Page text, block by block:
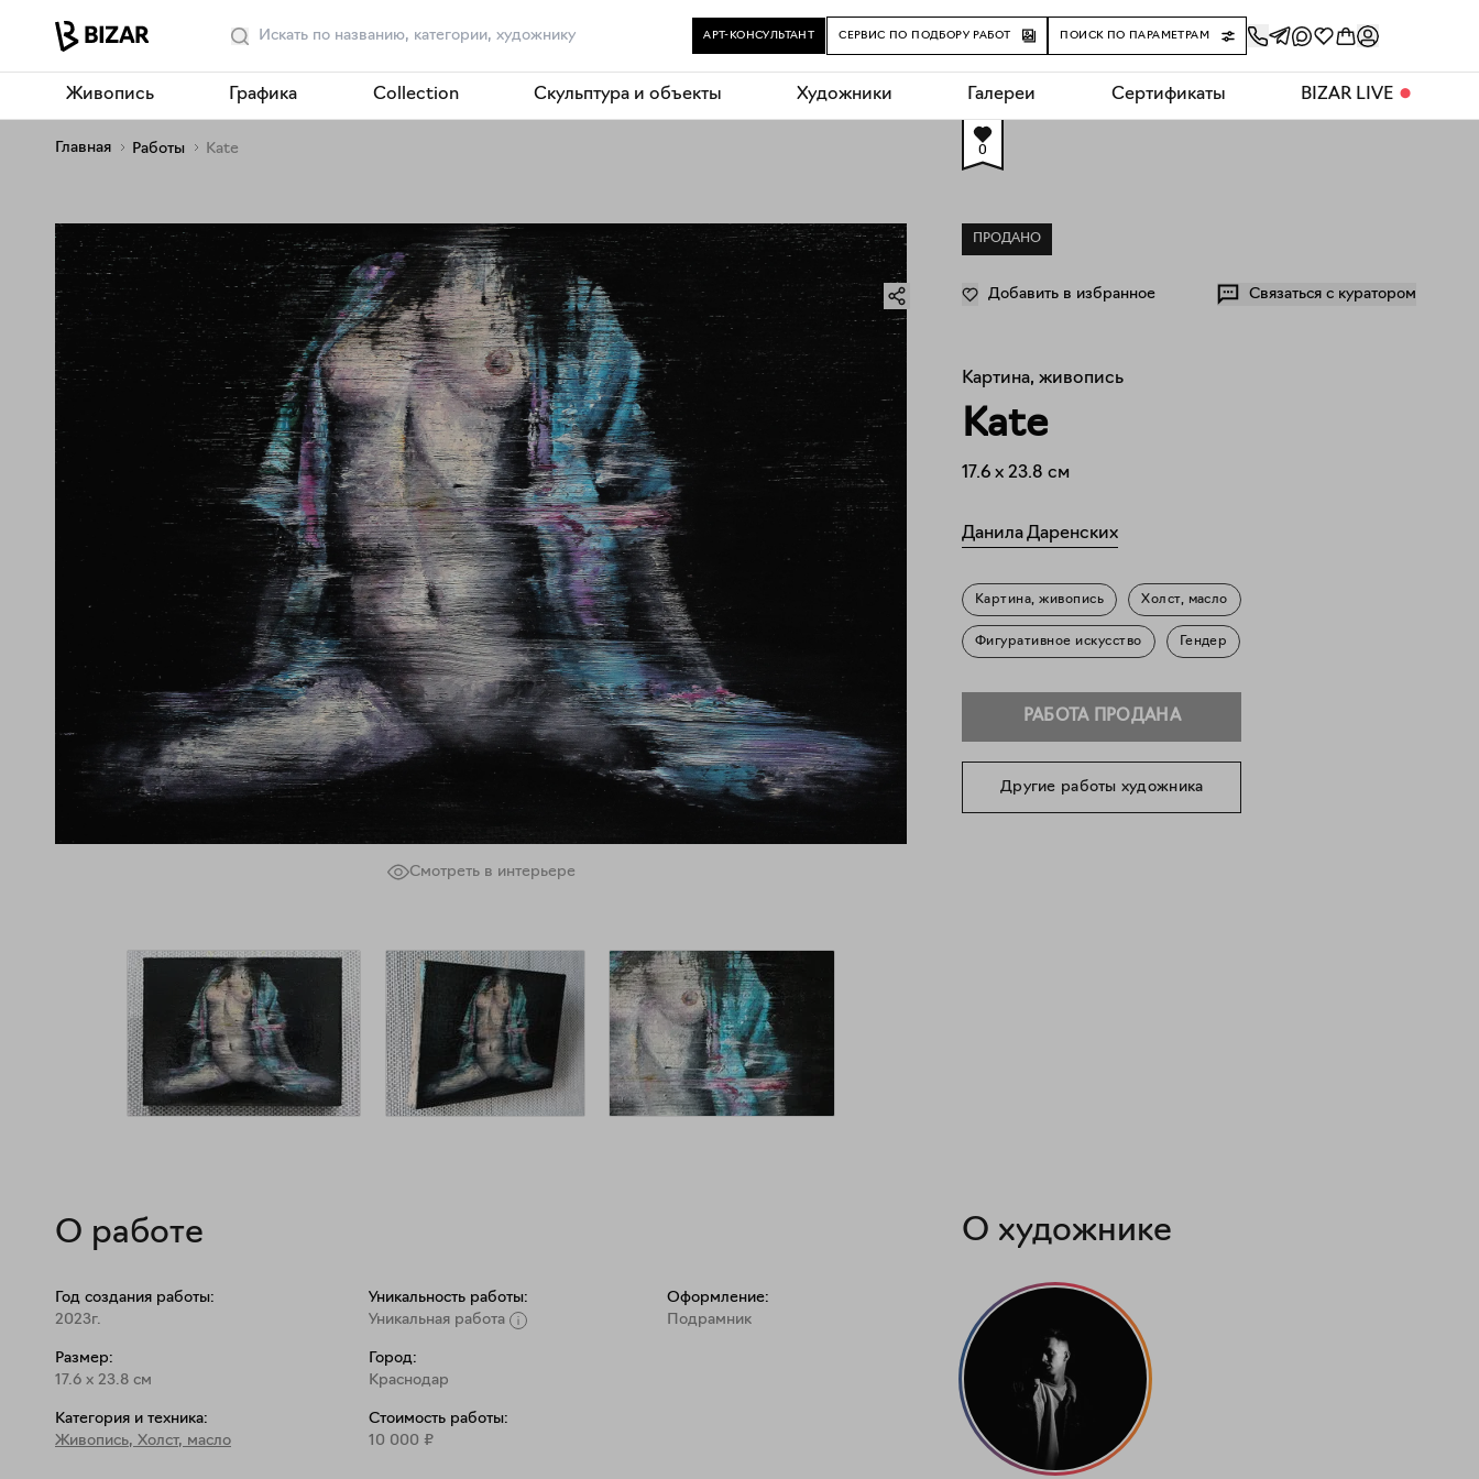
АРТ-КОНСУЛЬТАНТ СЕРВИС ПО ПОДБОРУ РАБОТ ПОИСК ПО ПАРАМЕТРАМ
Живопись Графика Collection Скульптура и объекты Художники Галереи Сертификаты BIZAR LIVE ⬤
Главная Работы Kate
Смотреть в интерьере
ПРОДАНО
0
Добавить в избранное Связаться с куратором
Картина, живопись
Kate
17.6 x 23.8 см
Данила Даренских
Картина, живопись Холст, масло
Фигуративное искусство Гендер
РАБОТА ПРОДАНА
Другие работы художника
О работе
Год создания работы:
2023г.
Размер:
17.6 x 23.8 см
Категория и техника:
Живопись, Холст, масло
Уникальность работы:
Уникальная работа
Город:
Краснодар
Стоимость работы:
10 000 ₽
Оформление:
Подрамник
О художнике